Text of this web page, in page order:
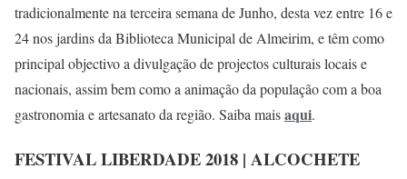
tradicionalmente na terceira semana de Junho, desta vez entre 16 e
24 nos jardins da Biblioteca Municipal de Almeirim, e têm como
principal objectivo a divulgação de projectos culturais locais e
nacionais, assim bem como a animação da população com a boa
gastronomia e artesanato da região. Saiba maisaqui.
FESTIVAL LIBERDADE 2018 | ALCOCHETE